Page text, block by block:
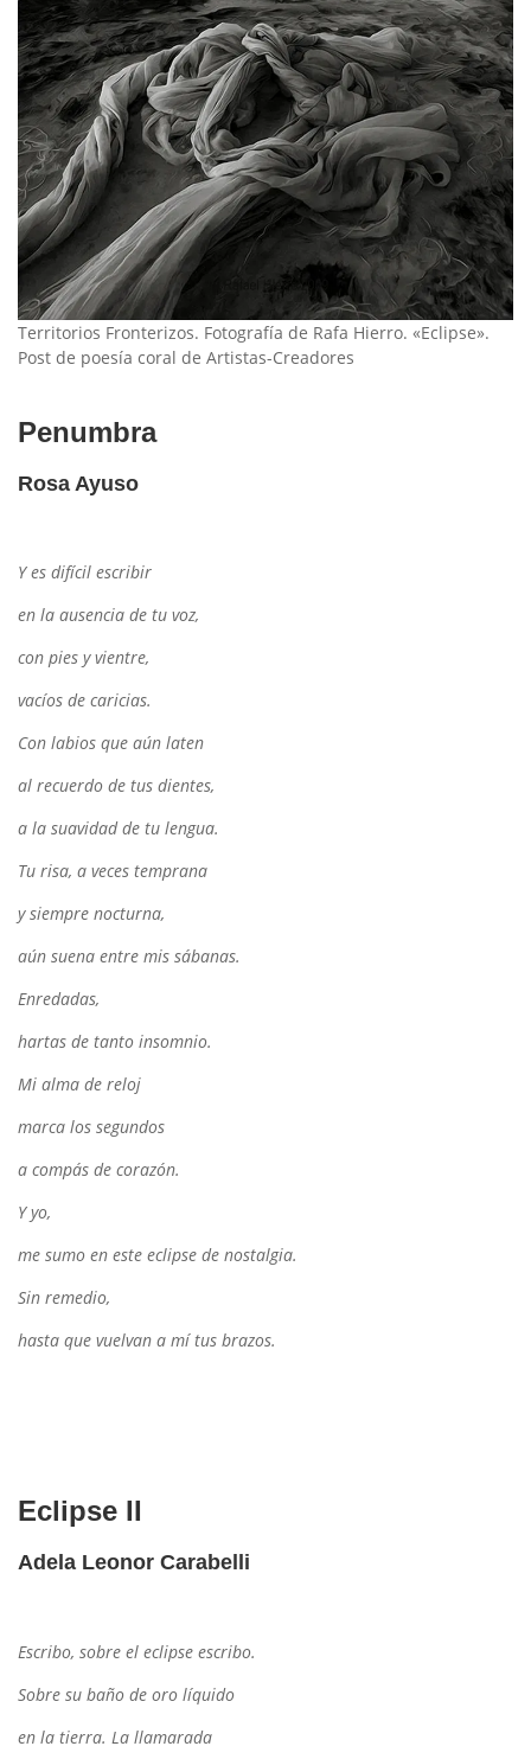
Territorios Fronterizos. Fotografía de Rafa Hierro. «Eclipse».
Post de poesía coral de Artistas-Creadores
Penumbra
Rosa Ayuso
Y es difícil escribir
en la ausencia de tu voz,
con pies y vientre,
vacíos de caricias.
Con labios que aún laten
al recuerdo de tus dientes,
a la suavidad de tu lengua.
Tu risa, a veces temprana
y siempre nocturna,
aún suena entre mis sábanas.
Enredadas,
hartas de tanto insomnio.
Mi alma de reloj
marca los segundos
a compás de corazón.
Y yo,
me sumo en este eclipse de nostalgia.
Sin remedio,
hasta que vuelvan a mí tus brazos.
Eclipse II
Adela Leonor Carabelli
Escribo, sobre el eclipse escribo.
Sobre su baño de oro líquido
en la tierra. La llamarada